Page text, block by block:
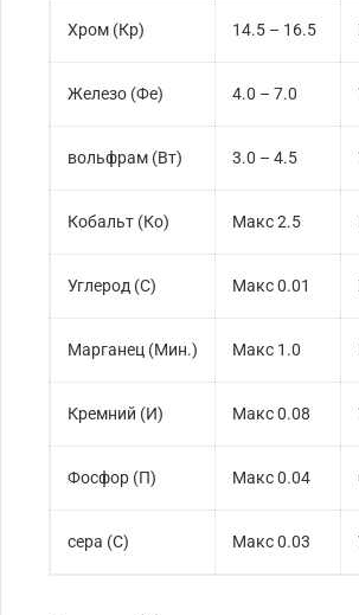
Хром (Кр) 14.5 – 16.5
Железо (Фе) 4.0 – 7.0
вольфрам (Вт) 3.0 – 4.5
Кобальт (Ко) Макс 2.5
Углерод (С) Макс 0.01
Марганец (Мин.) Макс 1.0
Кремний (И) Макс 0.08
Фосфор (П) Макс 0.04
сера (С) Макс 0.03